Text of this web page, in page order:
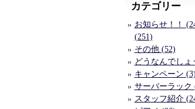
カテゴリー
お知らせ！！
(251)
その他 (52)
どうなんでしょ
キャンペーン (3)
サーバーラック
スタッフ紹介